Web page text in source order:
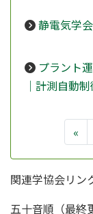
静電気学
プラント
｜計測自動
«
関連学協会リン
五十音順（最終